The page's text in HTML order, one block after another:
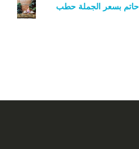
حاتم بسعر الجملة حطب